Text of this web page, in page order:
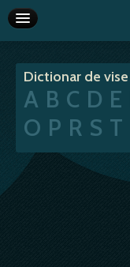
Interpretare vise
Articole
Va recomandam
Dictionar de vise
A B C D E
O P R S T